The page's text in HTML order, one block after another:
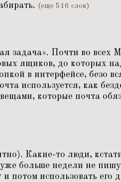
(еще 516 слов)
задача». Почти во всех
ящиков, до которых
в интерфейсе, безо
используется, как
которые почта
Какие-то люди,
больше недели не
и потом использовать